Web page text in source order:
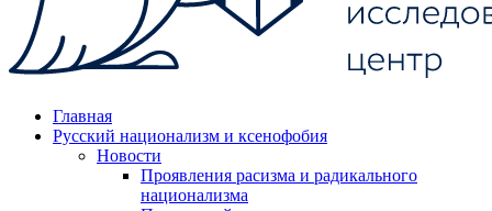
Главная
Русский национализм и ксенофобия
Новости
Проявления расизма и радикального
национализма